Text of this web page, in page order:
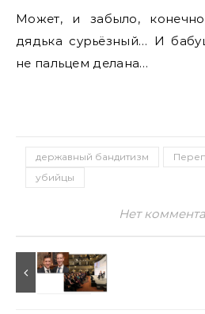
Может, и забыло,
дядька сурьёзный… И
не пальцем делана…
державный бандитизм
убийцы
Нет